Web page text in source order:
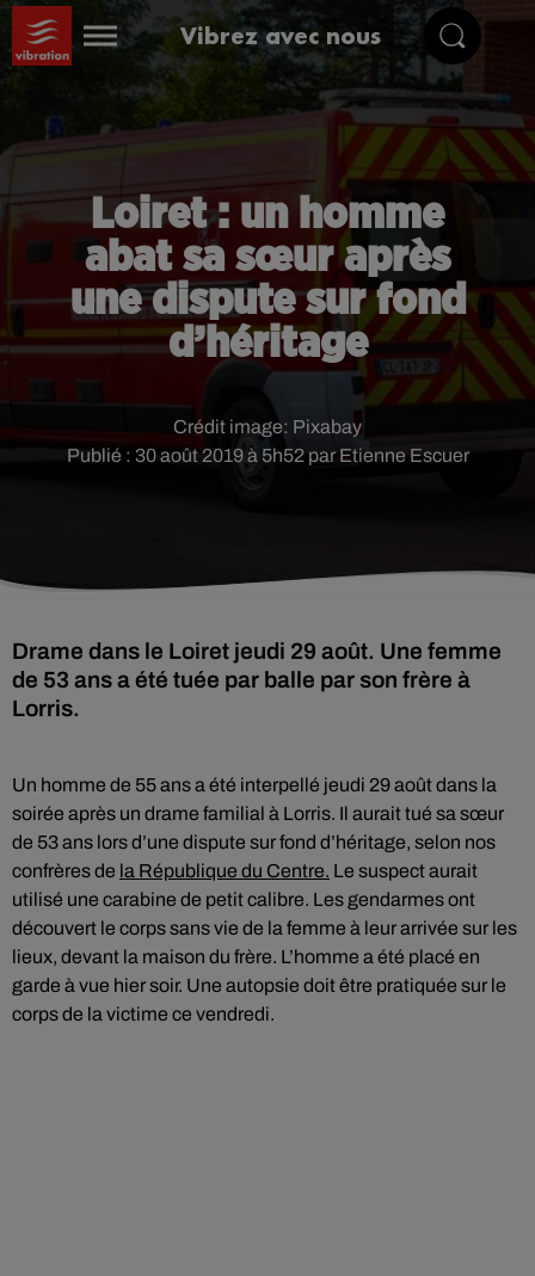
Vibrez avec nous
Loiret : un homme
abat sa sœur après
une dispute sur fond
d’héritage
Publié : 30 août 2019 à 5h52 par Etienne Escuer
Crédit image: Pixabay
Drame dans le Loiret jeudi 29 août. Une femme
de 53 ans a été tuée par balle par son frère à
Lorris.
Un homme de 55 ans a été interpellé jeudi 29 août dans la
soirée après un drame familial à Lorris. Il aurait tué sa sœur
de 53 ans lors d’une dispute sur fond d’héritage, selon nos
confrères de la République du Centre. Le suspect aurait
utilisé une carabine de petit calibre. Les gendarmes ont
découvert le corps sans vie de la femme à leur arrivée sur les
lieux, devant la maison du frère. L’homme a été placé en
garde à vue hier soir. Une autopsie doit être pratiquée sur le
corps de la victime ce vendredi.